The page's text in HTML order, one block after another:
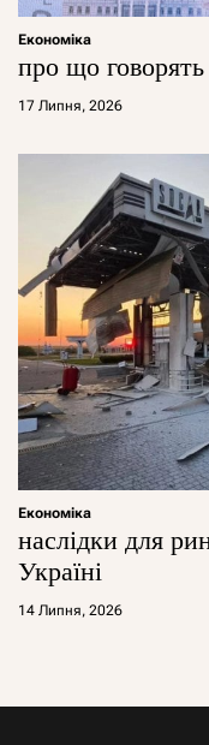
Економіка
про що говорять
17 Липня, 2026
Економіка
наслідки для
Україні
14 Липня, 2026